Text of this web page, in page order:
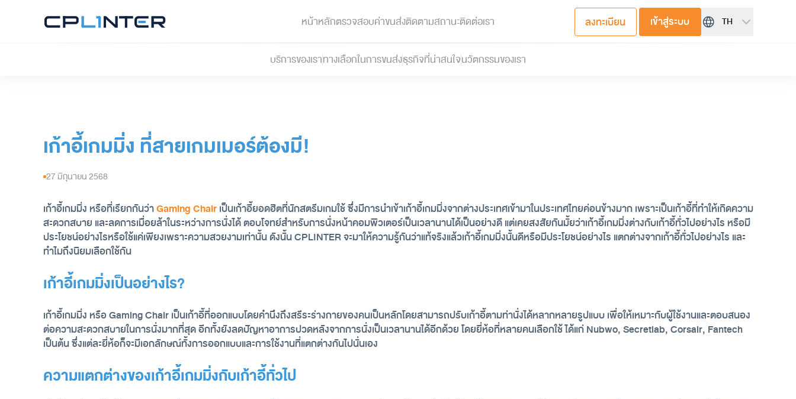
หน้าหลักตรวจสอบค่าขนส่งติดตามสถานะติดต่อเรา ลงทะเบียน เข้าสู่ระบบ TH
บริการของเราทางเลือกในการขนส่งธุรกิจที่น่าสนใจนวัตกรรมของเรา
เก้าอี้เกมมิ่ง ที่สายเกมเมอร์ต้องมี!
27 มิถุนายน 2568
เก้าอี้เกมมิ่ง หรือที่เรียกกันว่า Gaming Chair เป็นเก้าอี้ยอดฮิตที่นักสตรีมเกมใช้ ซึ่งมีการนำเข้าเก้าอี้เกมมิ่งจากต่างประเทศเข้ามาในประเทศไทยค่อนข้างมาก เพราะเป็นเก้าอี้ที่ทำให้เกิดความ
สะดวกสบาย และลดการเมื่อยล้าในระหว่างการนั่งได้ ตอบโจทย์สำหรับการนั่งหน้าคอมพิวเตอร์เป็นเวลานานได้เป็นอย่างดี แต่เคยสงสัยกันมั้ยว่าเก้าอี้เกมมิ่งต่างกับเก้าอี้ทั่วไปอย่างไร หรือมี
ประโยชน์อย่างไรหรือใช้แค่เพียงเพราะความสวยงามเท่านั้น ดังนั้น CPLINTER จะมาให้ความรู้กันว่าแท้จริงแล้วเก้าอี้เกมมิ่งนั้นดีหรือมีประโยชน์อย่างไร แตกต่างจากเก้าอี้ทั่วไปอย่างไร และ
ทำไมถึงนิยมเลือกใช้กัน
เก้าอี้เกมมิ่งเป็นอย่างไร?
เก้าอี้เกมมิ่ง หรือ Gaming Chair เป็นเก้าอี้ที่ออกแบบโดยคำนึงถึงสรีระร่างกายของคนเป็นหลักโดยสามารถปรับเก้าอี้ตามท่านั่งได้หลากหลายรูปแบบ เพื่อให้เหมาะกับผู้ใช้งานและตอบสนอง
ต่อความสะดวกสบายในการนั่งมากที่สุด อีกทั้งยังลดปัญหาอาการปวดหลังจากการนั่งเป็นเวลานานได้อีกด้วย โดยยี่ห้อที่หลายคนเลือกใช้ ได้แก่ Nubwo, Secretlab, Corsair, Fantech
เป็นต้น ซึ่งแต่ละยี่ห้อก็จะมีเอกลักษณ์ทั้งการออกแบบและการใช้งานที่แตกต่างกันไปนั่นเอง
ความแตกต่างของเก้าอี้เกมมิ่งกับเก้าอี้ทั่วไป